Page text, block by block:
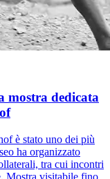
mostra dedicata
è stato uno dei più
ha organizzato
tra cui incontri
Mostra visitabile fino